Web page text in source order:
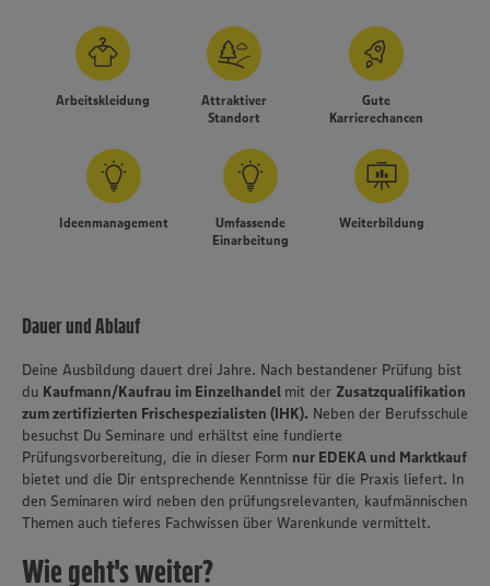
Arbeitskleidung
Attraktiver
Standort
Gute
Karrierechancen
Ideenmanagement
Umfassende
Einarbeitung
Weiterbildung
Dauer und Ablauf
Deine Ausbildung dauert drei Jahre. Nach bestandener Prüfung bist
du Kaufmann/Kaufrau im Einzelhandel mit der Zusatzqualifikation
zum zertifizierten Frischespezialisten (IHK). Neben der Berufsschule
besuchst Du Seminare und erhältst eine fundierte
Prüfungsvorbereitung, die in dieser Form nur EDEKA und Marktkauf
bietet und die Dir entsprechende Kenntnisse für die Praxis liefert. In
den Seminaren wird neben den prüfungsrelevanten, kaufmännischen
Themen auch tieferes Fachwissen über Warenkunde vermittelt.
Wie geht's weiter?